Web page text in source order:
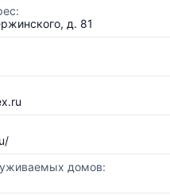
д. 81
домов: